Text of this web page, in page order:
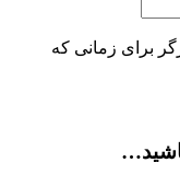
برای زمانی که